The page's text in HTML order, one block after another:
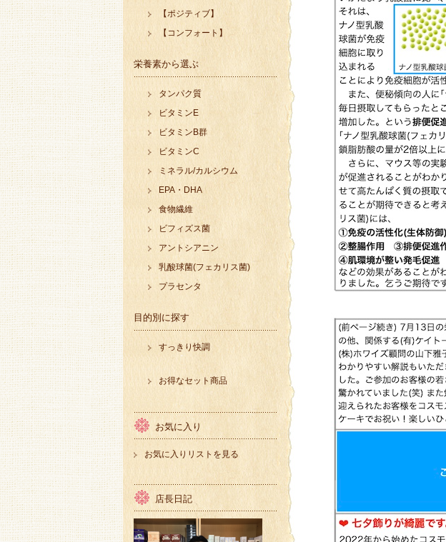
【ポジティブ】
【コンフォート】
栄養素から選ぶ
タンパク質
ビタミンE
ビタミンB群
ビタミンC
ミネラル/カルシウム
EPA・DHA
食物繊維
ビフィズス菌
アントシアニン
乳酸球菌(フェカリス菌)
プラセンタ
目的別に探す
すっきり快調
お得なセット商品
お気に入り
お気に入りリストを見る
店長日記